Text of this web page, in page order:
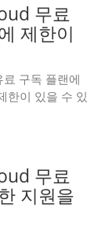
무료
제한이
구독 플랜에
한이 있을 수 있
무료
지원을